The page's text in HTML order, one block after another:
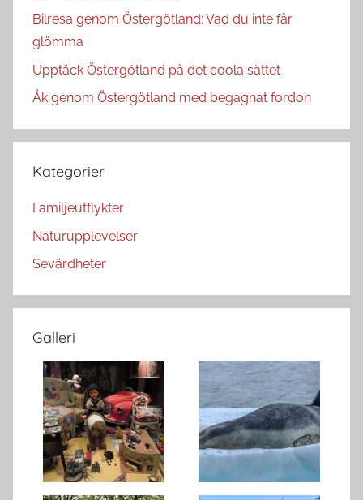
Bilresa genom Östergötland: Vad du inte får
glömma
Upptäck Östergötland på det coola sättet
Åk genom Östergötland med begagnat fordon
Kategorier
Familjeutflykter
Naturupplevelser
Sevärdheter
Galleri